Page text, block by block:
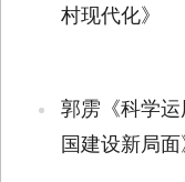
村现代化》
郭雳《科学
国建设新局面